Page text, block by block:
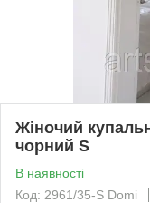
Жіночий
чорний S
В наявності
Код: 2961/35-S Domi